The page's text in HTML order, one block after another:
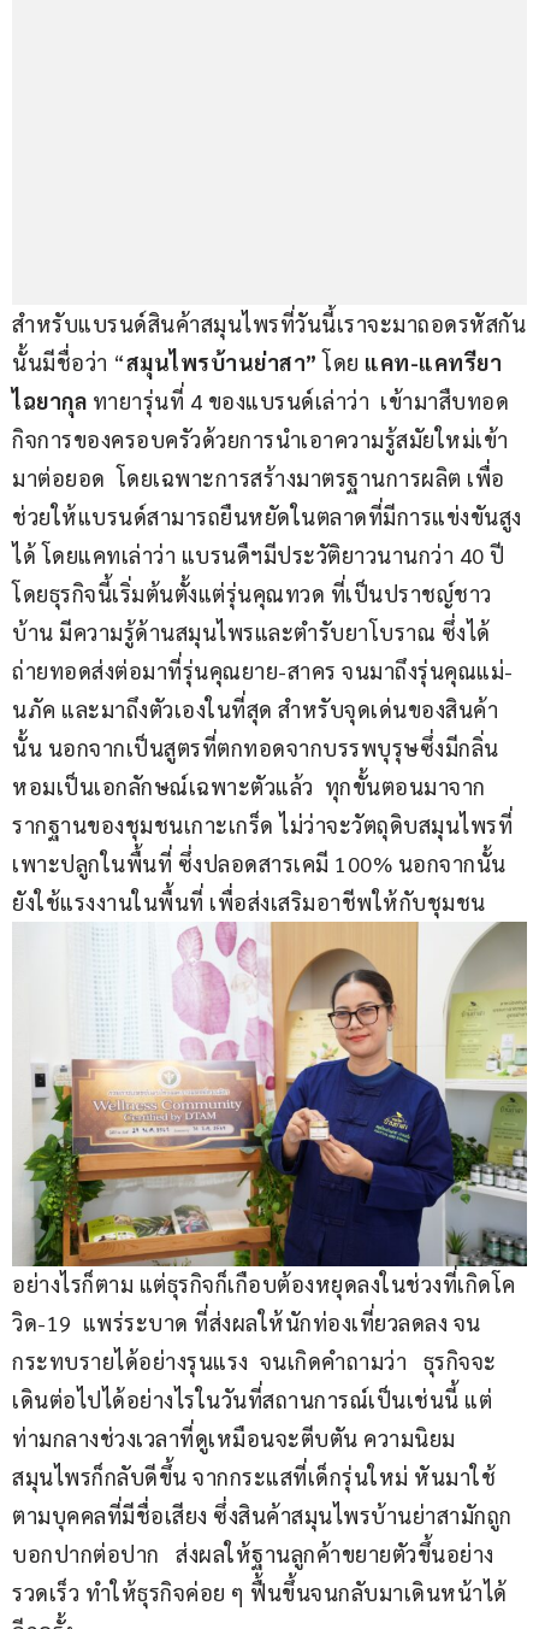
สำหรับแบรนด์สินค้าสมุนไพรที่วันนี้เราจะมาถอดรหัสกัน
นั้นมีชื่อว่า “สมุนไพรบ้านย่าสา” โดย แคท-แคทรียา
ไฉยากุล ทายารุ่นที่ 4 ของแบรนด์เล่าว่า  เข้ามาสืบทอด
กิจการของครอบครัวด้วยการนำเอาความรู้สมัยใหม่เข้า
มาต่อยอด  โดยเฉพาะการสร้างมาตรฐานการผลิต เพื่อ
ช่วยให้แบรนด์สามารถยืนหยัดในตลาดที่มีการแข่งขันสูง
ได้ โดยแคทเล่าว่า แบรนดืฯมีประวัติยาวนานกว่า 40 ปี
โดยธุรกิจนี้เริ่มต้นตั้งแต่รุ่นคุณทวด ที่เป็นปราชญ์ชาว
บ้าน มีความรู้ด้านสมุนไพรและตำรับยาโบราณ ซึ่งได้
ถ่ายทอดส่งต่อมาที่รุ่นคุณยาย-สาคร จนมาถึงรุ่นคุณแม่-
นภัค และมาถึงตัวเองในที่สุด สำหรับจุดเด่นของสินค้า
นั้น นอกจากเป็นสูตรที่ตกทอดจากบรรพบุรุษซึ่งมีกลิ่น
หอมเป็นเอกลักษณ์เฉพาะตัวแล้ว  ทุกขั้นตอนมาจาก
รากฐานของชุมชนเกาะเกร็ด ไม่ว่าจะวัตถุดิบสมุนไพรที่
เพาะปลูกในพื้นที่ ซึ่งปลอดสารเคมี 100% นอกจากนั้น
ยังใช้แรงงานในพื้นที่ เพื่อส่งเสริมอาชีพให้กับชุมชน
อย่างไรก็ตาม แต่ธุรกิจก็เกือบต้องหยุดลงในช่วงที่เกิดโค
วิด-19  แพร่ระบาด ที่ส่งผลให้นักท่องเที่ยวลดลง จน
กระทบรายได้อย่างรุนแรง  จนเกิดคำถามว่า   ธุรกิจจะ
เดินต่อไปได้อย่างไรในวันที่สถานการณ์เป็นเช่นนี้ แต่
ท่ามกลางช่วงเวลาที่ดูเหมือนจะตีบตัน ความนิยม
สมุนไพรก็กลับดีขึ้น จากกระแสที่เด็กรุ่นใหม่ หันมาใช้
ตามบุคคลที่มีชื่อเสียง ซึ่งสินค้าสมุนไพรบ้านย่าสามักถูก
บอกปากต่อปาก   ส่งผลให้ฐานลูกค้าขยายตัวขึ้นอย่าง
รวดเร็ว ทำให้ธุรกิจค่อย ๆ ฟื้นขึ้นจนกลับมาเดินหน้าได้